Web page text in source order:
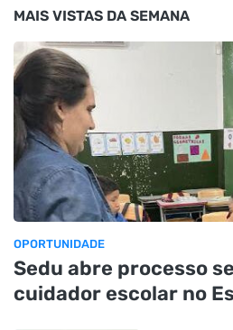
MAIS VISTAS DA SEMANA
OPORTUNIDADE
Sedu abre processo
cuidador escolar no